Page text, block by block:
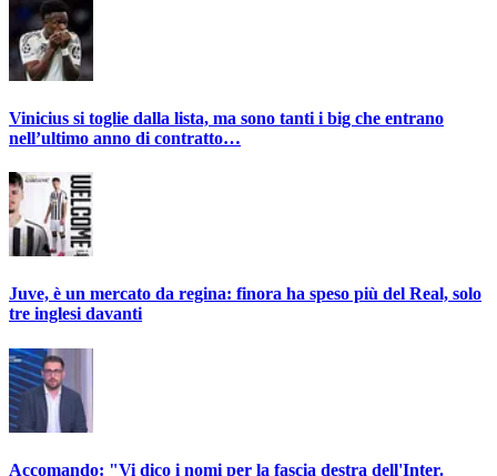
Vinicius si toglie dalla lista, ma sono tanti i big che entrano
nell’ultimo anno di contratto…
Juve, è un mercato da regina: finora ha speso più del Real, solo
tre inglesi davanti
Accomando: "Vi dico i nomi per la fascia destra dell'Inter.